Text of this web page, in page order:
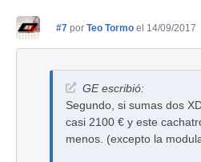
#7 por Teo Tormo el 14/09/2017
GE escribió:
Segundo, si sumas dos
casi 2100 € y este
menos. (excepto la